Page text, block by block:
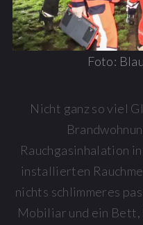
Foto:
Nicht ganz so viel
Rauchgasinhalation
installierten
nichts schlimmeres
Mobiliar und ein Bett,